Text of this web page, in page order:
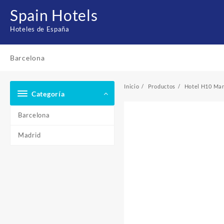
contenido
Spain Hotels
Hoteles de España
Barcelona
Categoría
Barcelona
Madrid
Inicio Productos Hotel H10